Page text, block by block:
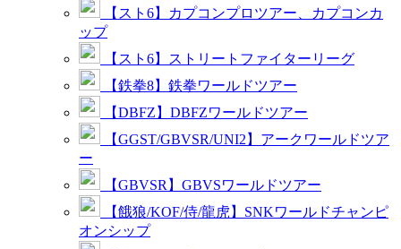
【スト6】カプコンプロツアー、カプコンカ
ップ
【スト6】ストリートファイターリーグ
【鉄拳8】鉄拳ワールドツアー
【DBFZ】DBFZワールドツアー
【GGST/GBVSR/UNI2】アークワールドツア
ー
【GBVSR】GBVSワールドツアー
【餓狼/KOF/侍/龍虎】SNKワールドチャンピ
オンシップ